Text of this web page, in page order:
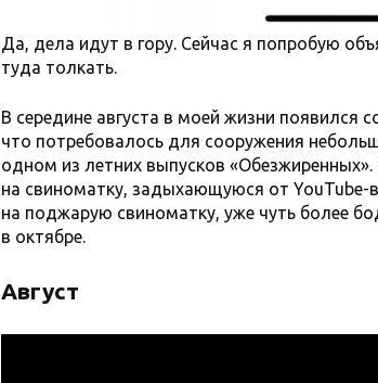
Да, дела идут в гору. Сейчас я попробую
туда толкать.
В середине августа в моей жизни появился
что потребовалось для сооружения
одном из летних выпусков
на свиноматку, задыхающуюся от YouTube-
на поджарую свиноматку, уже чуть более
в октябре.
Август